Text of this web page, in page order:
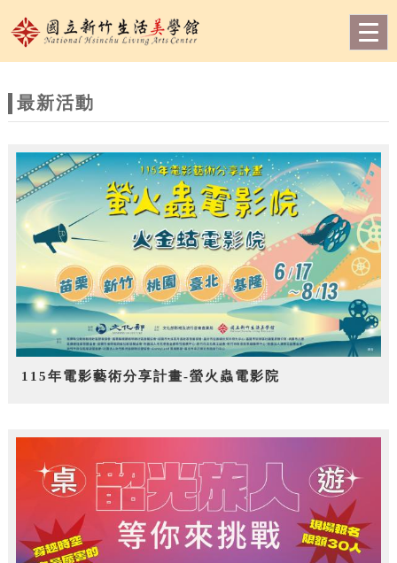
網
站
題
最新活動
115年電影藝術分享計畫-螢火蟲電影院